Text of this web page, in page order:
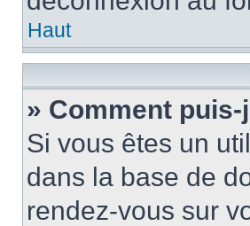
Haut
» Comment
Si vous êtes un
dans la base de
rendez-vous sur